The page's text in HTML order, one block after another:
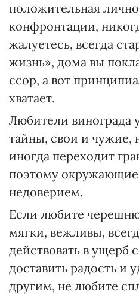
положительная
конфронтации,
жалуетесь, всегда
жизнь», дома вы
ссор, а вот
хватает.
Любители винограда
тайны, свои и чужие,
иногда переходит
поэтому окружающие
недоверием.
Если любите
мягки, вежливы,
действовать в ущерб
доставить радость и
другим, не любите